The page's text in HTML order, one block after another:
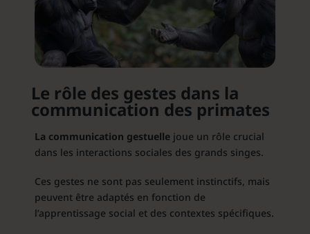
Le rôle des gestes dans la
communication des primates
La communication gestuellejoue un rôle crucial
dans les interactions sociales des grands singes.
Ces gestes ne sont pas seulement instinctifs, mais
peuvent être adaptés en fonction de
l’apprentissage social et des contextes spécifiques.